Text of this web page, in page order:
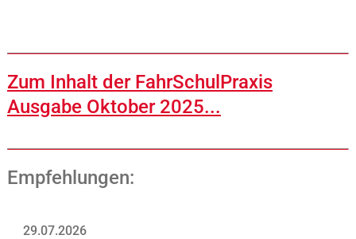
Zum Inhalt der FahrSchulPraxis
Ausgabe Oktober 2025...
Empfehlungen:
29.07.2026